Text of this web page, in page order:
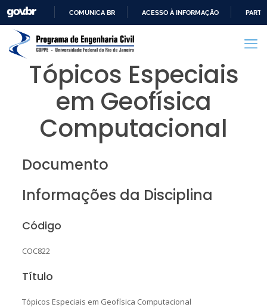
PARA
CONTEÚDO
COMUNICA BR ACESSO À INFORMAÇÃO
Tópicos Especiais
em Geofísica
Computacional
Documento
Informações da Disciplina
Código
COC822
Título
Tópicos Especiais em Geofísica Computacional